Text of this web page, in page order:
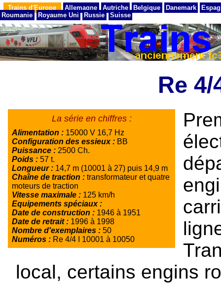
Trains d'Europe Allemagne Autriche Belgique Danemark
Roumanie
Royaume Uni Russie Suisse
Re 4/
La série en chiffres :
Alimentation : 15000 V 16,7 Hz
Configuration des essieux : BB
Puissance : 2500 Ch.
Poids : 57 t.
Longueur : 14,7 m (10001 à 27) puis 14,9 m
Chaîne de traction : transformateur et quatre
moteurs de traction
Vitesse maximale : 125 km/h
Equipements spéciaux :
Date de construction : 1946 à 1951
Date de retrait : 1996 à 1998
Nombre d'exemplaires : 50
Numéros : Re 4/4 I 10001 à 10050
local, certains engins